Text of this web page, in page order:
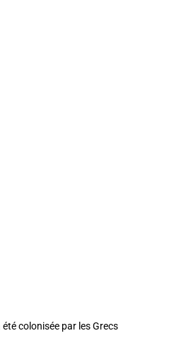
colonisée par les Grecs